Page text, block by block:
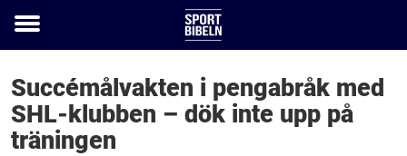
Toggle
Succémålvakten i pengabråk med
SHL-klubben – dök inte upp på
träningen